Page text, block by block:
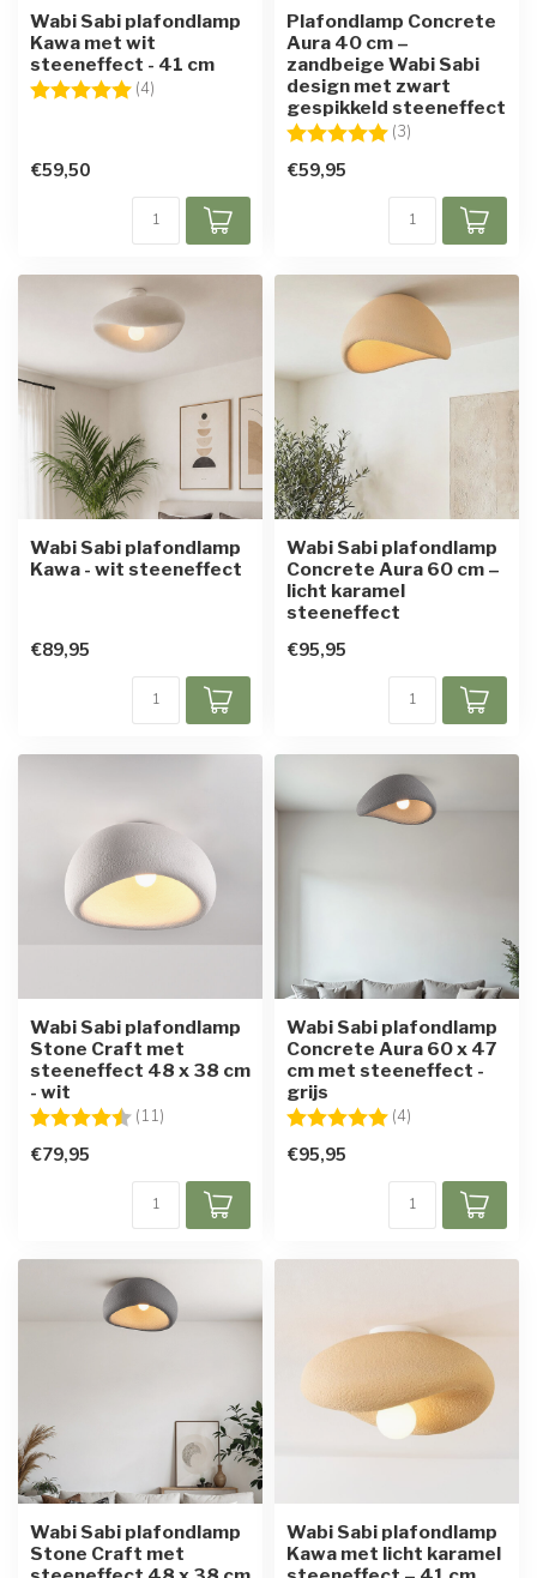
Wabi Sabi plafondlamp
Kawa met wit
steeneffect - 41 cm
Beoordeling: (4)
€59,50
Plafondlamp Concrete
Aura 40 cm –
zandbeige Wabi Sabi
design met zwart
gespikkeld steeneffect
Beoordeling: (3)
€59,95
Wabi Sabi plafondlamp
Kawa - wit steeneffect
€89,95
Wabi Sabi plafondlamp
Concrete Aura 60 cm –
licht karamel
steeneffect
€95,95
Wabi Sabi plafondlamp
Stone Craft met
steeneffect 48 x 38 cm
- wit
Beoordeling: (11)
€79,95
Wabi Sabi plafondlamp
Concrete Aura 60 x 47
cm met steeneffect -
grijs
Beoordeling: (4)
€95,95
Wabi Sabi plafondlamp
Stone Craft met
Wabi Sabi plafondlamp
Kawa met licht karamel